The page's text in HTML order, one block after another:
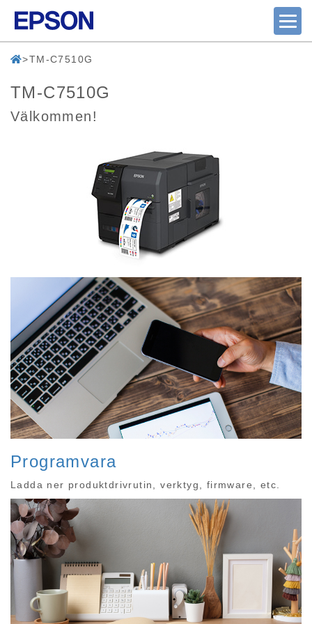
TM-C7510G
TM-C7510G
Välkommen!
Programvara
Ladda ner produktdrivrutin, verktyg, firmware, etc.